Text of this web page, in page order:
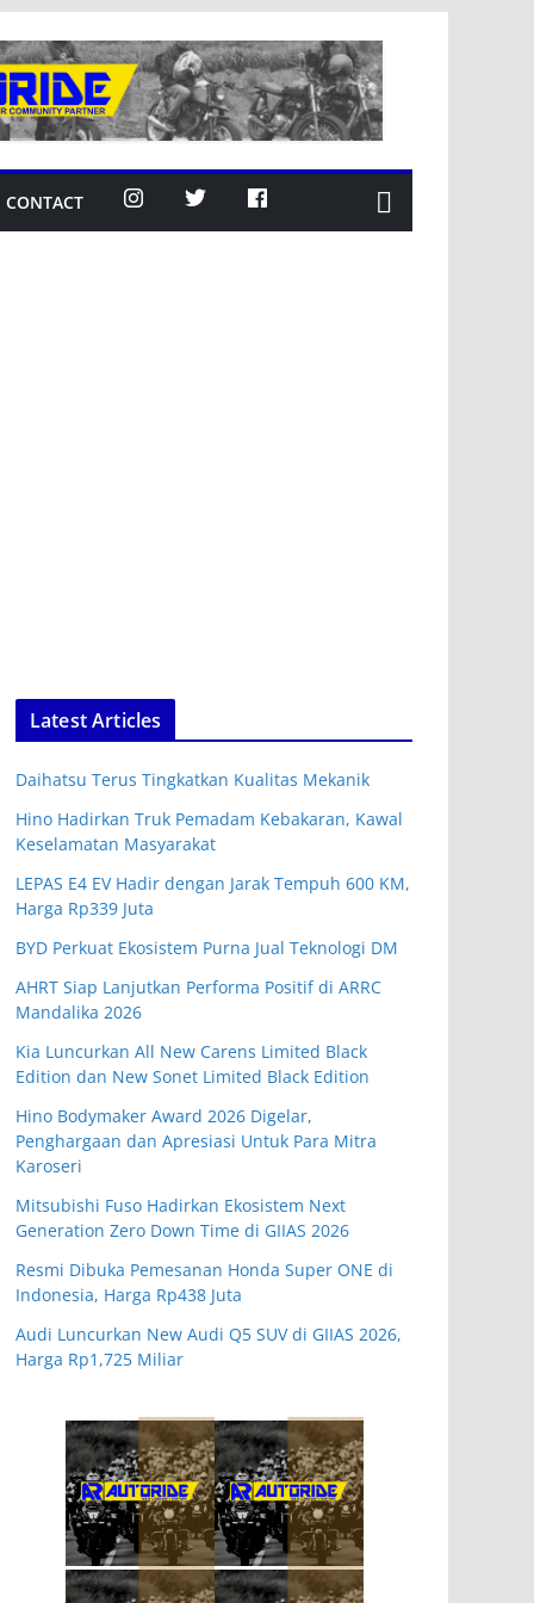
CONTACT
Latest Articles
Daihatsu Terus Tingkatkan Kualitas Mekanik
Hino Hadirkan Truk Pemadam Kebakaran, Kawal
Keselamatan Masyarakat
LEPAS E4 EV Hadir dengan Jarak Tempuh 600 KM,
Harga Rp339 Juta
BYD Perkuat Ekosistem Purna Jual Teknologi DM
AHRT Siap Lanjutkan Performa Positif di ARRC
Mandalika 2026
Kia Luncurkan All New Carens Limited Black
Edition dan New Sonet Limited Black Edition
Hino Bodymaker Award 2026 Digelar,
Penghargaan dan Apresiasi Untuk Para Mitra
Karoseri
Mitsubishi Fuso Hadirkan Ekosistem Next
Generation Zero Down Time di GIIAS 2026
Resmi Dibuka Pemesanan Honda Super ONE di
Indonesia, Harga Rp438 Juta
Audi Luncurkan New Audi Q5 SUV di GIIAS 2026,
Harga Rp1,725 Miliar